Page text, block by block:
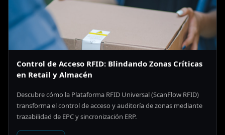
Control de Acceso RFID: Blindando Zonas Críticas
en Retail y Almacén
Descubre cómo la Plataforma RFID Universal (ScanFlow RFID)
transforma el control de acceso y auditoría de zonas mediante
trazabilidad de EPC y sincronización ERP.